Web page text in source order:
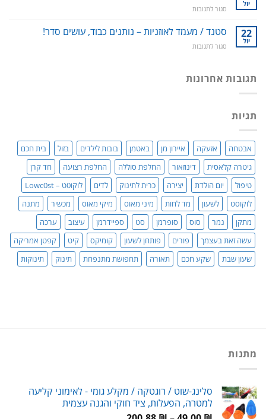
דלקות
טבעי
/
בעיות
תערובת
צמחים
וידאו
יול
סגור לתגובותעל
למניעת
ילדים
גאוני
22
יול
סטנד / מעמד לאוזניות – נותנים כבוד, עושים סדר!
סגור לתגובותעל
מעמדתגובות אחרונות
תגיות
אבטחה אזעקה איירון מן באטמן בובות לילדים בזול
בית חכם
גיטרה קלאסית
דינוזאור החלפת סוללה החלפת רצועה
חד קרן
טיפול
יום הולדת יצירה כרית לתינוק לדים
לוקו0ט – Lowc0st
לוקוסט
לשעון מד לחות מיני מאוס מיקי מאוס מכשיר
מתנה
מתקן
נמר סוס סופרמן סט ספיידרמן עיצוב
ערכה
עשה זאת בעצמך
פורים פותחן לשעון קומיקס קיט
קפטן אמריקה
שעון שבת
שקע חכם תאורה תחפושת מתנפחת תינוק תינוקות
מתנות
סלינג-שוט / רוגטקה / מקלע גומי - לאימוני קליעה
למטרה, הפעלות, ציד חוקי והגנה עצמית